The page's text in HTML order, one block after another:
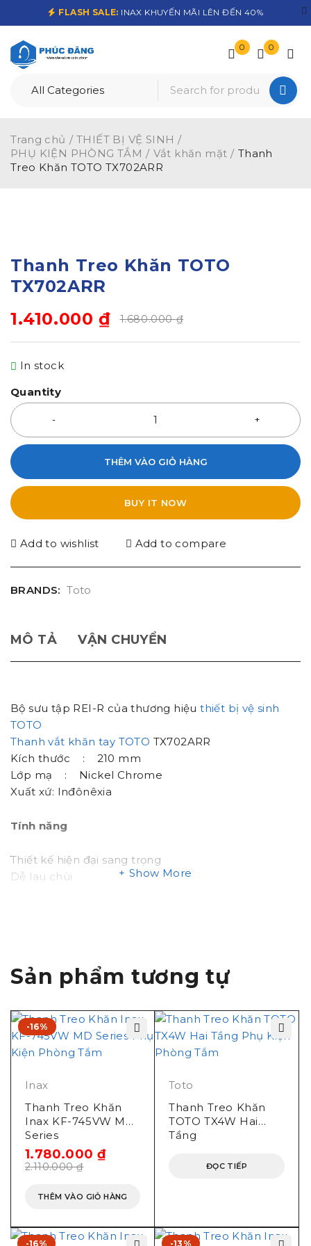
FLASH SALE: INAX KHUYẾN MÃI LÊN ĐẾN 40%
0 0
Trang chủ / THIẾT BỊ VỆ SINH /
PHỤ KIỆN PHÒNG TẮM / Vắt khăn mặt / Thanh
Treo Khăn TOTO TX702ARR
Thanh Treo Khăn TOTO
TX702ARR
1.680.000₫
1.410.000 ₫
In stock
Quantity
THÊM VÀO GIỎ HÀNG
BUY IT NOW
Add to wishlist Add to compare
BRANDS: Toto
MÔ TẢ VẬN CHUYỂN
Bộ sưu tập REI-R của thương hiệuthiết bị vệ sinh
TOTO
Thanh vắt khăn tay TOTO TX702ARR
Kích thước : 210 mm
Lớp mạ : Nickel Chrome
Xuất xứ: Inđônêxia
Tính năng
Thiết kế hiện đại sang trọng
Dễ lau chùi
Show More
Sản phẩm tương tự
-16%
Inax
Thanh Treo Khăn
Inax KF-745VW MD
Series
2.110.000₫
1.780.000₫
THÊM VÀO GIỎ HÀNG
Toto
Thanh Treo Khăn
TOTO TX4W Hai
Tầng
ĐỌC TIẾP
-16% -13%